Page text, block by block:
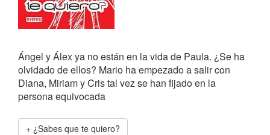
Ángel y Álex ya no están en la vida de Paula. ¿Se ha
olvidado de ellos? Mario ha empezado a salir con
Diana, Miriam y Cris tal vez se han fijado en la
persona equivocada
¿Sabes que te quiero?